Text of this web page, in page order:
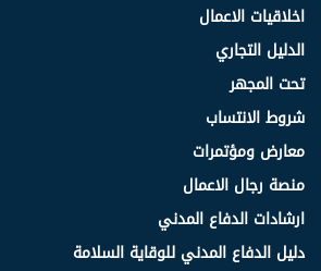
اخلاقيات الاعمال
الدليل التجاري
تحت المجهر
شروط الانتساب
معارض ومؤتمرات
منصة رجال الاعمال
ارشادات الدفاع المدني
دليل الدفاع المدني للوقاية السلامة